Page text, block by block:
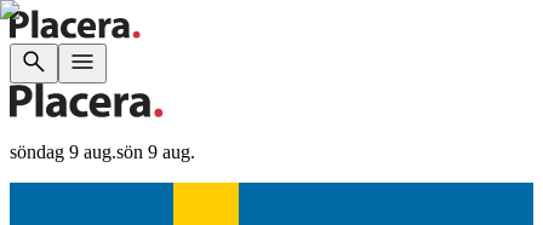
söndag 9 aug.sön 9 aug.